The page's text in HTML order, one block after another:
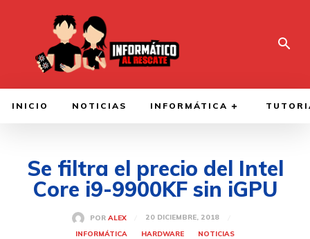
INICIO NOTICIAS INFORMÁTICA
Se filtra el precio del Intel
Core i9-9900KF sin iGPU
POR ALEX
20 DICIEMBRE, 2018
INFORMÁTICA
HARDWARE NOTICIAS